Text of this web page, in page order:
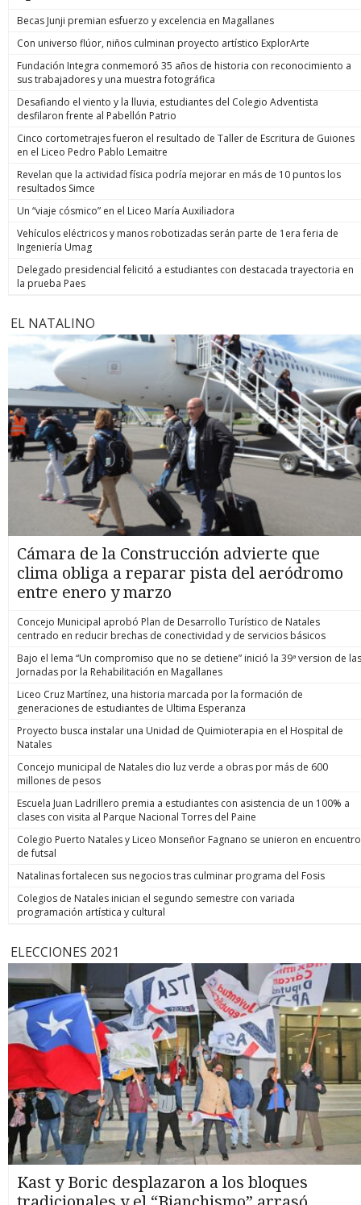
Becas Junji premian esfuerzo y excelencia en Magallanes
Con universo flúor, niños culminan proyecto artístico ExplorArte
Fundación Integra conmemoró 35 años de historia con reconocimiento a
sus trabajadores y una muestra fotográfica
Desafiando el viento y la lluvia, estudiantes del Colegio Adventista
desfilaron frente al Pabellón Patrio
Cinco cortometrajes fueron el resultado de Taller de Escritura de Guiones
en el Liceo Pedro Pablo Lemaitre
Revelan que la actividad física podría mejorar en más de 10 puntos los
resultados Simce
Un “viaje cósmico” en el Liceo María Auxiliadora
Vehículos eléctricos y manos robotizadas serán parte de 1era feria de
Ingeniería Umag
Delegado presidencial felicitó a estudiantes con destacada trayectoria en
la prueba Paes
EL NATALINO
Cámara de la Construcción advierte que
clima obliga a reparar pista del aeródromo
entre enero y marzo
Concejo Municipal aprobó Plan de Desarrollo Turístico de Natales
centrado en reducir brechas de conectividad y de servicios básicos
Bajo el lema “Un compromiso que no se detiene” inició la 39ª version de las
Jornadas por la Rehabilitación en Magallanes
Liceo Cruz Martínez, una historia marcada por la formación de
generaciones de estudiantes de Ultima Esperanza
Proyecto busca instalar una Unidad de Quimioterapia en el Hospital de
Natales
Concejo municipal de Natales dio luz verde a obras por más de 600
millones de pesos
Escuela Juan Ladrillero premia a estudiantes con asistencia de un 100% a
clases con visita al Parque Nacional Torres del Paine
Colegio Puerto Natales y Liceo Monseñor Fagnano se unieron en encuentro
de futsal
Natalinas fortalecen sus negocios tras culminar programa del Fosis
Colegios de Natales inician el segundo semestre con variada
programación artística y cultural
ELECCIONES 2021
Kast y Boric desplazaron a los bloques